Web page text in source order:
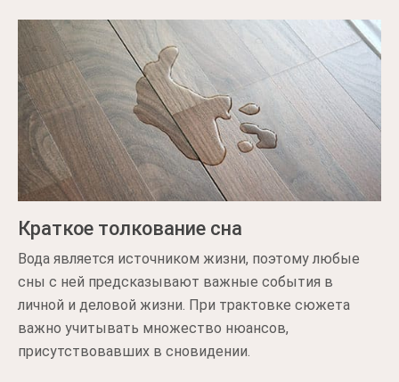
Краткое толкование сна
Вода является источником жизни, поэтому любые
сны с ней предсказывают важные события в
личной и деловой жизни. При трактовке сюжета
важно учитывать множество нюансов,
присутствовавших в сновидении.